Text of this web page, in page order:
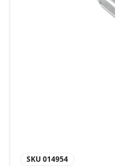
SKU 014954